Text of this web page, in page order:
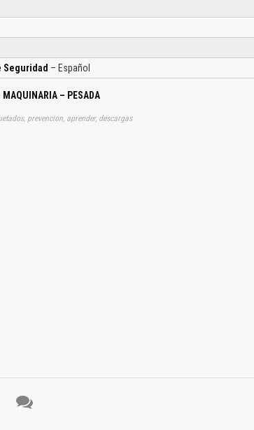
Seguridad – Español
MAQUINARIA – PESADA
prevencion, aprender, descargas